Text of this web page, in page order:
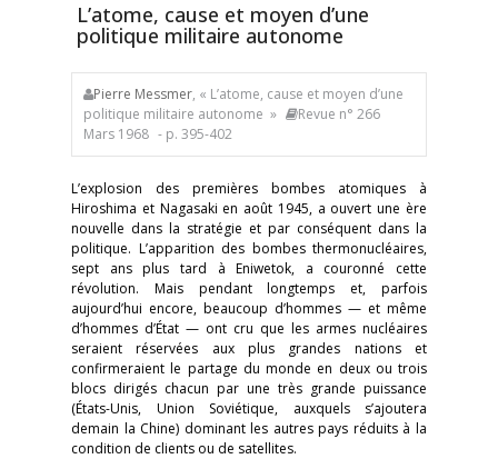
L’atome, cause et moyen d’une
politique militaire autonome
Pierre Messmer, « L’atome, cause et moyen d’une
politique militaire autonome »
Revue n° 266
Mars 1968 - p. 395-402
L’explosion des premières bombes atomiques à
Hiroshima et Nagasaki en août 1945, a ouvert une ère
nouvelle dans la stratégie et par conséquent dans la
politique. L’apparition des bombes thermonucléaires,
sept ans plus tard à Eniwetok, a couronné cette
révolution. Mais pendant longtemps et, parfois
aujourd’hui encore, beaucoup d’hommes — et même
d’hommes d’État — ont cru que les armes nucléaires
seraient réservées aux plus grandes nations et
confirmeraient le partage du monde en deux ou trois
blocs dirigés chacun par une très grande puissance
(États-Unis, Union Soviétique, auxquels s’ajoutera
demain la Chine) dominant les autres pays réduits à la
condition de clients ou de satellites.